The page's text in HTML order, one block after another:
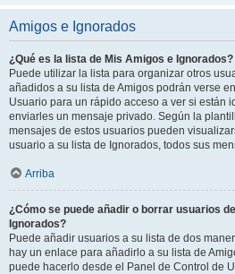
Amigos e Ignorados
¿Qué es la lista de Mis Amigos e Ignorados?
Puede utilizar la lista para organizar otros
añadidos a su lista de Amigos podrán verse
Usuario para un rápido acceso a ver si están
enviarles un mensaje privado. Según la
mensajes de estos usuarios pueden
usuario a su lista de Ignorados, todos sus
Arriba
¿Cómo se puede añadir o borrar usuarios
Ignorados?
Puede añadir usuarios a su lista de dos
hay un enlace para añadirlo a su lista de
puede hacerlo desde el Panel de Control de